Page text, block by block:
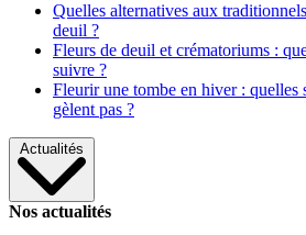
Quelles alternatives aux
deuil ?
Fleurs de deuil et crématoriums :
suivre ?
Fleurir une tombe en hiver : quelles
gèlent pas ?
Actualités
Nos actualités